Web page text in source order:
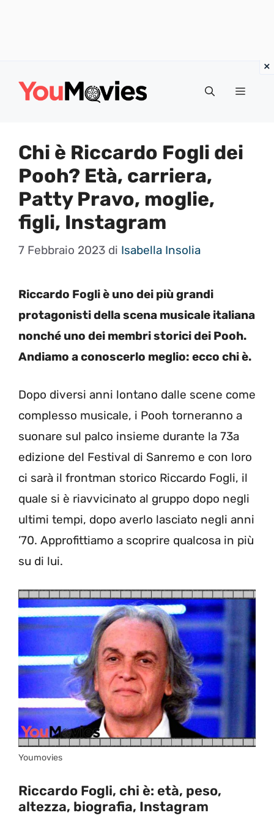
Menu
Chi è Riccardo Fogli dei
Pooh? Età, carriera,
Patty Pravo, moglie,
figli, Instagram
7 Febbraio 2023 di Isabella Insolia
Riccardo Fogli è uno dei più grandi
protagonisti della scena musicale italiana
nonché uno dei membri storici dei Pooh.
Andiamo a conoscerlo meglio: ecco chi è.
Dopo diversi anni lontano dalle scene come
complesso musicale, i Pooh torneranno a
suonare sul palco insieme durante la 73a
edizione del Festival di Sanremo e con loro
ci sarà il frontman storico Riccardo Fogli, il
quale si è riavvicinato al gruppo dopo negli
ultimi tempi, dopo averlo lasciato negli anni
’70. Approfittiamo a scoprire qualcosa in più
su di lui.
Youmovies
Riccardo Fogli, chi è: età, peso,
altezza, biografia, Instagram